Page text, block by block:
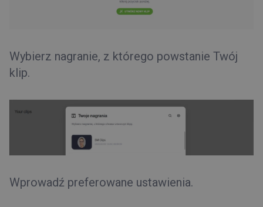
Wybierz nagranie, z którego powstanie Twój
klip.
Wprowadź preferowane ustawienia.